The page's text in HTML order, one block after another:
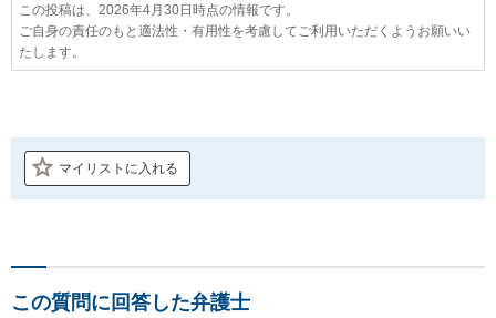
この投稿は、2026年4月30日時点の情報です。
ご自身の責任のもと適法性・有用性を考慮してご利用いただくようお願いい
たします。
マイリストに入れる
この質問に回答した弁護士